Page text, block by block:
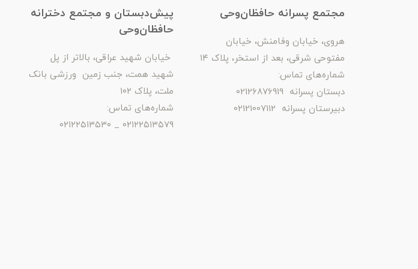
مجتمع پسرانه حافظان‌وحی
هروی، خیابان وفامنش، خیابان
مفتوحی شرقی، بعد از استخر، پلاک ۱۴
شماره‌های تماس:
دبستان پسرانه 02126876919
دبیرستان پسرانه 02121007112
پیش‌دبستان و مجتمع دخترانه
حافظان‌وحی
خیابان شهید عراقی، بالاتر از پل
شهید همت، جنب زمین ورزشی بانک
ملت، پلاک ۱۰۲
شماره‌های تماس:
۰۲۱۲۲۵۱۳۵۷۹ _ ۰۲۱۲۲۵۱۳۵۳۰